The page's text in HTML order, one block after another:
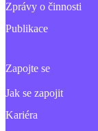
Zprávy o činnosti
Publikace
Zapojte se
Jak se zapojit
Kariéra